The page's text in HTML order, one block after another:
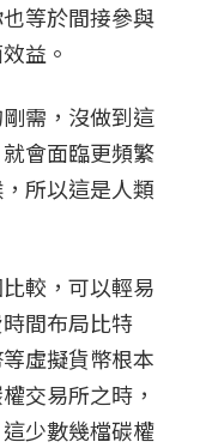
等於間接參與
益。
需，沒做到這
會面臨更頻繁
所以這是人類
較，可以輕易
間布局比特
虛擬貨幣根本
交易所之時，
少數幾檔碳權